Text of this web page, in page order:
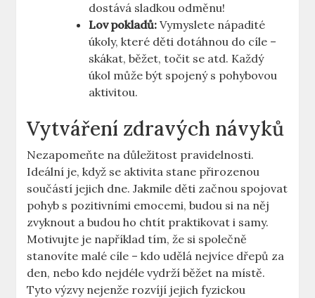
dostává sladkou odměnu!
Lov pokladů: Vymyslete nápadité
úkoly, které děti dotáhnou do cíle –
skákat, běžet, točit se atd. Každý
úkol může být spojený s pohybovou
aktivitou.
Vytváření zdravých návyků
Nezapomeňte na důležitost pravidelnosti.
Ideální je, když se aktivita stane přirozenou
součástí jejich dne. Jakmile děti začnou spojovat
pohyb s pozitivními emocemi, budou si na něj
zvyknout a budou ho chtít praktikovat i samy.
Motivujte je například tím, že si společně
stanovíte malé cíle – kdo udělá nejvíce dřepů za
den, nebo kdo nejdéle vydrží běžet na místě.
Tyto výzvy nejenže rozvíjí jejich fyzickou